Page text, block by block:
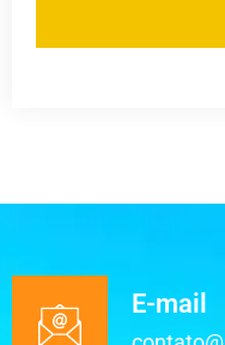
E-mail